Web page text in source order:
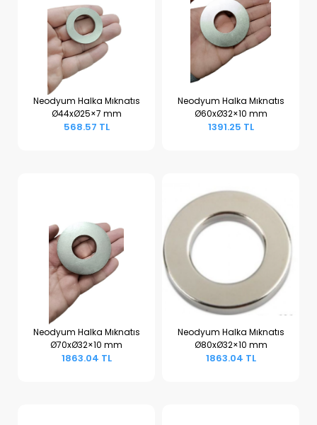
Sepete Ekle
Neodyum Halka Mıknatıs
Ø44xØ25×7 mm
568.57 TL
Sepete Ekle
Neodyum Halka Mıknatıs
Ø60xØ32×10 mm
1391.25 TL
Sepete Ekle
Neodyum Halka Mıknatıs
Ø70xØ32×10 mm
1863.04 TL
Sepete Ekle
Neodyum Halka Mıknatıs
Ø80xØ32×10 mm
1863.04 TL